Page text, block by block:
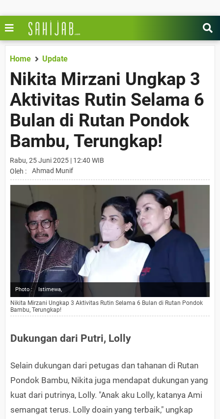
Home Update
Nikita Mirzani Ungkap 3
Aktivitas Rutin Selama 6
Bulan di Rutan Pondok
Bambu, Terungkap!
Rabu, 25 Juni 2025 | 12:40 WIB
Oleh :
Ahmad Munif
Photo : Istimewa,
Nikita Mirzani Ungkap 3 Aktivitas Rutin Selama 6 Bulan di Rutan Pondok
Bambu, Terungkap!
Dukungan dari Putri, Lolly
Selain dukungan dari petugas dan tahanan di Rutan
Pondok Bambu, Nikita juga mendapat dukungan yang
kuat dari putrinya, Lolly. "Anak aku Lolly, katanya Ami
semangat terus. Lolly doain yang terbaik," ungkap